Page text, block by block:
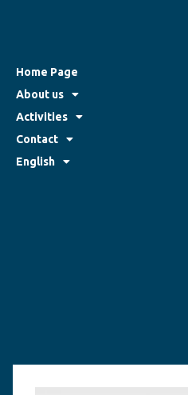
Home Page
About us
Activities
Contact
English